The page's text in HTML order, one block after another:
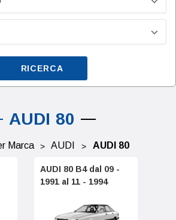
RICERCA
AUDI 80
Marca AUDI AUDI 80
AUDI 80 B4 dal 09 -
1991 al 11 - 1994